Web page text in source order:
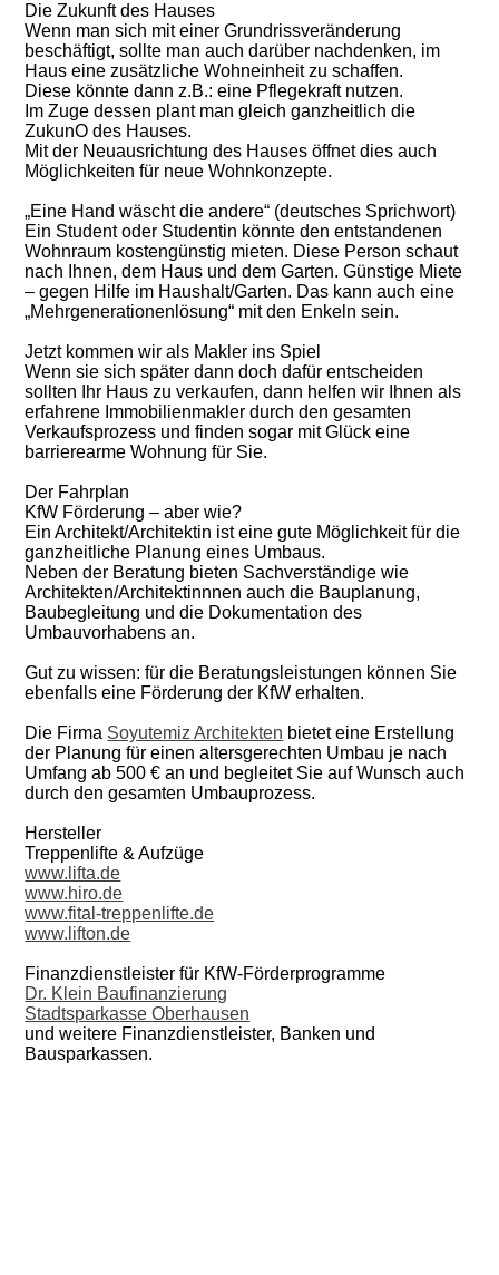
Die Zukunft des Hauses
Wenn man sich mit einer Grundrissveränderung
beschäftigt, sollte man auch darüber nachdenken, im
Haus eine zusätzliche Wohneinheit zu schaffen.
Diese könnte dann z.B.: eine Pflegekraft nutzen.
Im Zuge dessen plant man gleich ganzheitlich die
ZukunO des Hauses.
Mit der Neuausrichtung des Hauses öffnet dies auch
Möglichkeiten für neue Wohnkonzepte.
„Eine Hand wäscht die andere“ (deutsches Sprichwort)
Ein Student oder Studentin könnte den entstandenen
Wohnraum kostengünstig mieten. Diese Person schaut
nach Ihnen, dem Haus und dem Garten. Günstige Miete
– gegen Hilfe im Haushalt/Garten. Das kann auch eine
„Mehrgenerationenlösung“ mit den Enkeln sein.
Jetzt kommen wir als Makler ins Spiel
Wenn sie sich später dann doch dafür entscheiden
sollten Ihr Haus zu verkaufen, dann helfen wir Ihnen als
erfahrene Immobilienmakler durch den gesamten
Verkaufsprozess und finden sogar mit Glück eine
barrierearme Wohnung für Sie.
Der Fahrplan
KfW Förderung – aber wie?
Ein Architekt/Architektin ist eine gute Möglichkeit für die
ganzheitliche Planung eines Umbaus.
Neben der Beratung bieten Sachverständige wie
Architekten/Architektinnnen auch die Bauplanung,
Baubegleitung und die Dokumentation des
Umbauvorhabens an.
Gut zu wissen: für die Beratungsleistungen können Sie
ebenfalls eine Förderung der KfW erhalten.
Die Firma Soyutemiz Architekten bietet eine Erstellung
der Planung für einen altersgerechten Umbau je nach
Umfang ab 500 € an und begleitet Sie auf Wunsch auch
durch den gesamten Umbauprozess.
Hersteller
Treppenlifte & Aufzüge
www.lifta.de
www.hiro.de
www.fital-treppenlifte.de
www.lifton.de
Finanzdienstleister für KfW-Förderprogramme
Dr. Klein Baufinanzierung
Stadtsparkasse Oberhausen
und weitere Finanzdienstleister, Banken und
Bausparkassen.